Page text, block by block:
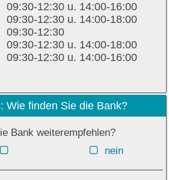
09:30-12:30 u. 14:00-16:00
09:30-12:30 u. 14:00-18:00
09:30-12:30
09:30-12:30 u. 14:00-18:00
09:30-12:30 u. 14:00-16:00
Wie finden Sie die Bank?
Bank weiterempfehlen?
nein